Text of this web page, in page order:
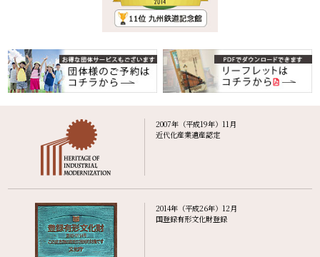
2007年（平成19年）11月
近代化産業遺産認定
2014年（平成26年）12月
国登録有形文化財登録